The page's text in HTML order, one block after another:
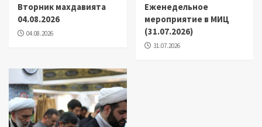
Вторник махдавията
04.08.2026
04.08.2026
Еженедельное
мероприятие в МИЦ
(31.07.2026)
31.07.2026